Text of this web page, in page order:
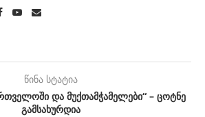
წინა სტატია
და მუქთამჭამელები“ – ცოტნე
გამსახურდია